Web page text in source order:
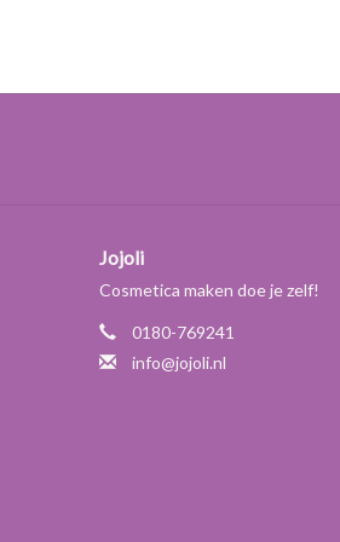
Jojoli
Cosmetica maken doe je zelf!
0180-769241
info@jojoli.nl